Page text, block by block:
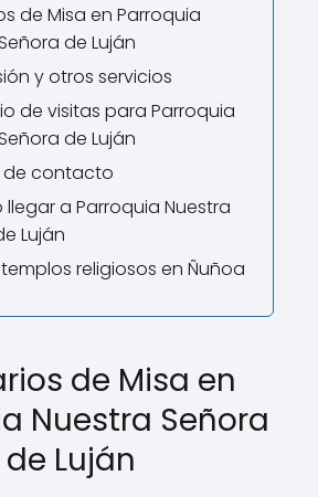
de Misa en Parroquia
de Luján
y otros servicios
de visitas para Parroquia
de Luján
de contacto
llegar a Parroquia Nuestra
Luján
religiosos en Ñuñoa
de Misa en
Nuestra Señora
de Luján